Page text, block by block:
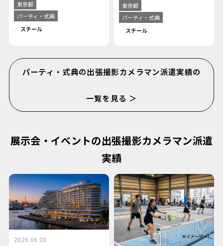
東京都
パーティ・式典
スチール
東京都
パーティ・式典
スチール
パーティ・式典の出張撮影カメラマン派遣実績の
一覧を見る ＞
展示会・イベントの出張撮影カメラマン派遣
実績
2026.06.20